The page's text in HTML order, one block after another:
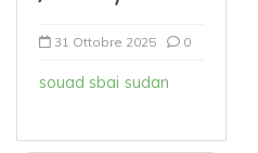
31 Ottobre 2025 0
souad sbai sudan